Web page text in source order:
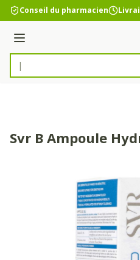
Aller au contenu
Conseil du pharmacien
Menu
Rechercher
Svr B Ampoule